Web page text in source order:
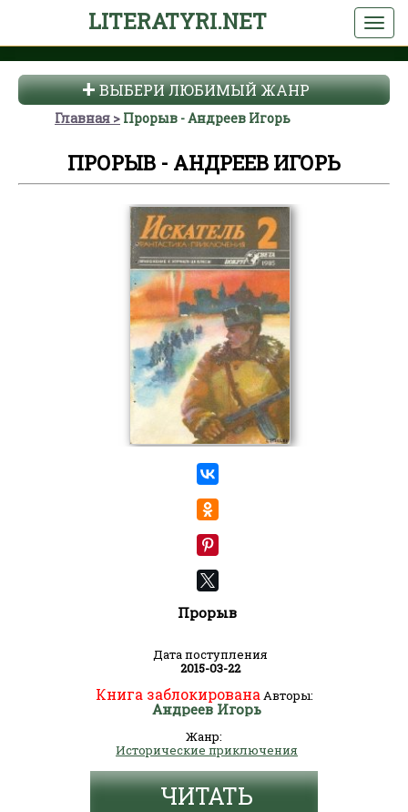
LITERATYRI.NET
ВЫБЕРИ ЛЮБИМЫЙ ЖАНР
Главная Прорыв - Андреев Игорь
ПРОРЫВ - АНДРЕЕВ ИГОРЬ
Прорыв
Дата поступления
2015-03-22
Книга заблокированаАвторы:
Андреев Игорь
Жанр:
Исторические приключения
ЧИТАТЬ